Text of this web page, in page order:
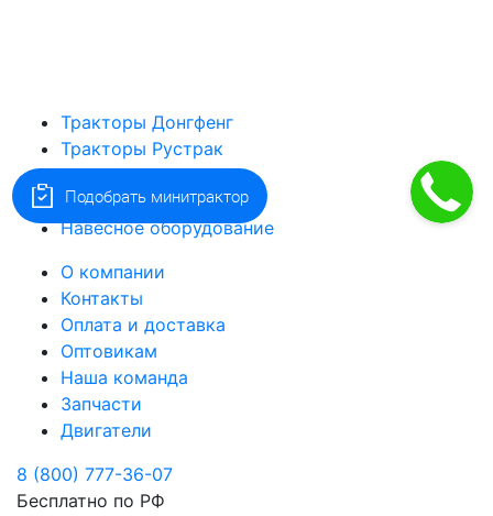
Тракторы Донгфенг
Тракторы Рустрак
Минитракторы
Мотоблоки
Навесное оборудование
О компании
Контакты
Оплата и доставка
Оптовикам
Наша команда
Запчасти
Двигатели
8 (800) 777-36-07
Бесплатно по РФ
Подобрать минитрактор